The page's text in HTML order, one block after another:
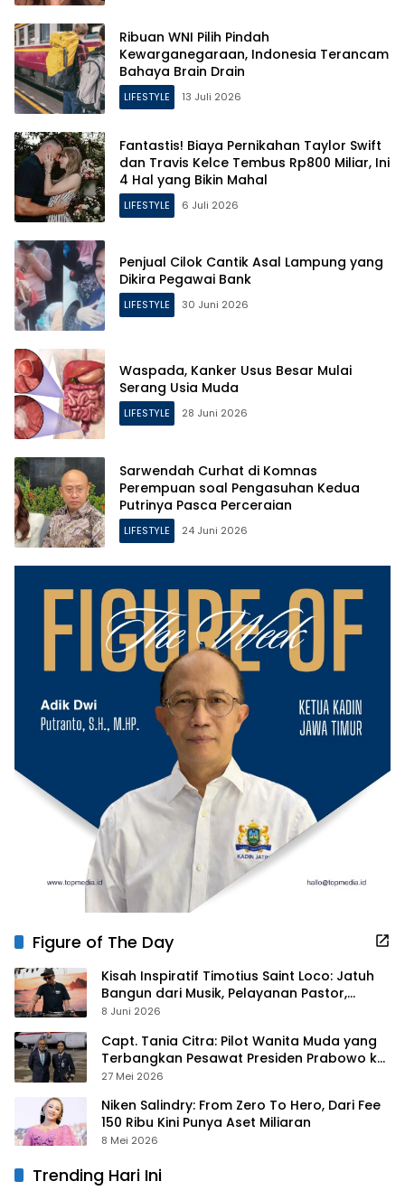
Ribuan WNI Pilih Pindah
Kewarganegaraan, Indonesia Terancam
Bahaya Brain Drain
LIFESTYLE 13 Juli 2026
Fantastis! Biaya Pernikahan Taylor Swift
dan Travis Kelce Tembus Rp800 Miliar, Ini
4 Hal yang Bikin Mahal
LIFESTYLE 6 Juli 2026
Penjual Cilok Cantik Asal Lampung yang
Dikira Pegawai Bank
LIFESTYLE 30 Juni 2026
Waspada, Kanker Usus Besar Mulai
Serang Usia Muda
LIFESTYLE 28 Juni 2026
Sarwendah Curhat di Komnas
Perempuan soal Pengasuhan Kedua
Putrinya Pasca Perceraian
LIFESTYLE 24 Juni 2026
Figure of The Day
Kisah Inspiratif Timotius Saint Loco: Jatuh
Bangun dari Musik, Pelayanan Pastor,
hingga Gurita Bisnis Sambal Babon
8 Juni 2026
Capt. Tania Citra: Pilot Wanita Muda yang
Terbangkan Pesawat Presiden Prabowo ke
Prancis
27 Mei 2026
Niken Salindry: From Zero To Hero, Dari Fee
150 Ribu Kini Punya Aset Miliaran
8 Mei 2026
Trending Hari Ini